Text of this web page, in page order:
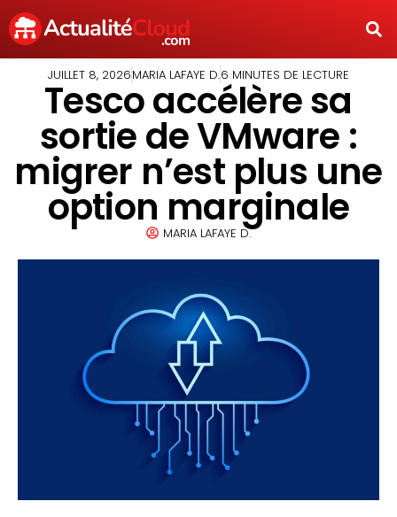
JUILLET 8, 2026MARIA LAFAYE D.6 MINUTES DE LECTURE
Tesco accélère sa
sortie de VMware :
migrer n’est plus une
option marginale
MARIA LAFAYE D.